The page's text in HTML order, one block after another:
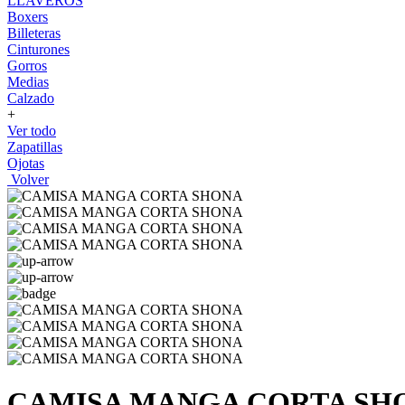
Boxers
Billeteras
Cinturones
Gorros
Medias
Calzado
+
Ver todo
Zapatillas
Ojotas
Volver